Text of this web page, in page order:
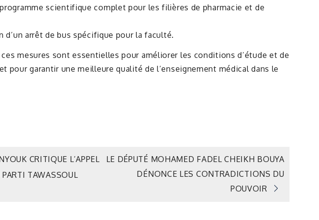
programme scientifique complet pour les filières de pharmacie et de
d’un arrêt de bus spécifique pour la faculté.
mesures sont essentielles pour améliorer les conditions d’étude et de
pour garantir une meilleure qualité de l’enseignement médical dans le
CRITIQUE L’APPEL
TAWASSOUL
LE DÉPUTÉ MOHAMED FADEL CHEIKH BOUYA
DÉNONCE LES CONTRADICTIONS DU
POUVOIR